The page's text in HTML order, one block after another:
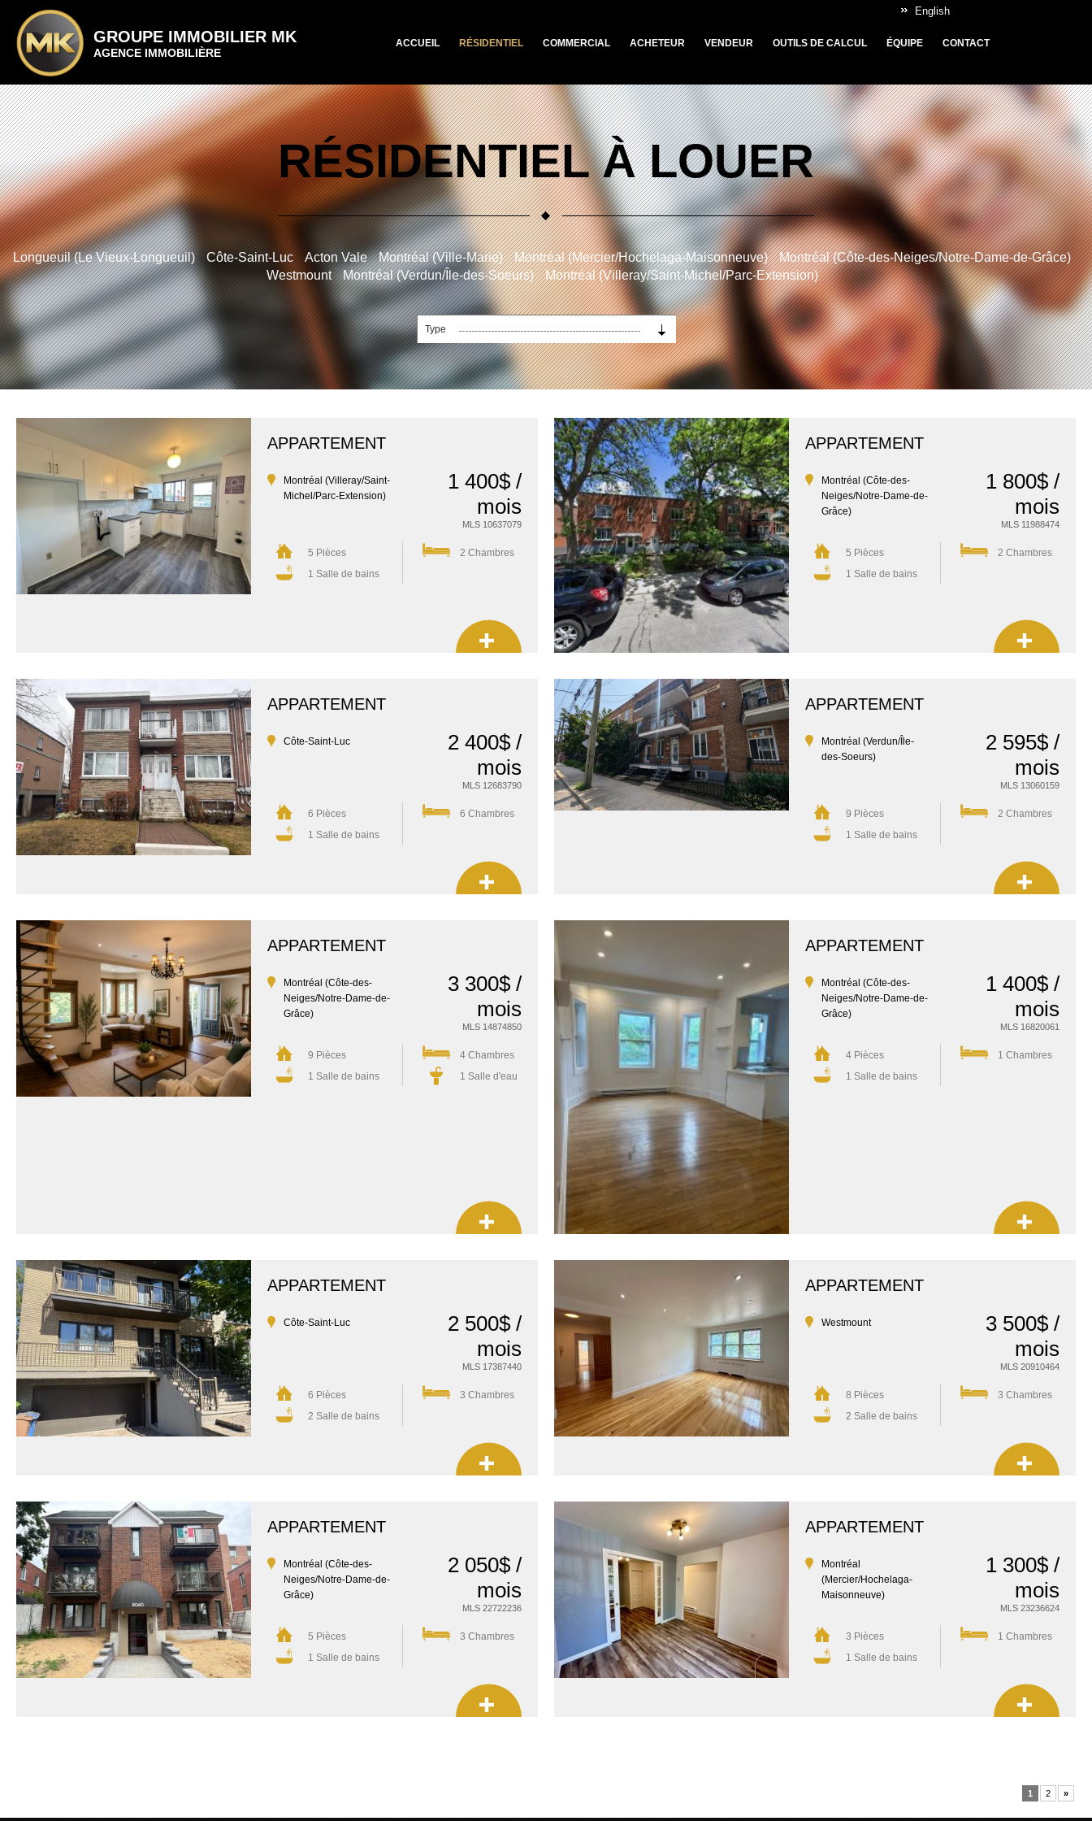
GROUPE IMMOBILIER MK
AGENCE IMMOBILIÈRE
English
ACCUEIL RÉSIDENTIEL COMMERCIAL ACHETEUR VENDEUR OUTILS DE CALCUL ÉQUIPE CONTACT
RÉSIDENTIEL À LOUER
Longueuil (Le Vieux-Longueuil) Côte-Saint-Luc Acton Vale Montréal (Ville-Marie) Montréal (Mercier/Hochelaga-Maisonneuve)
Montréal (Côte-des-Neiges/Notre-Dame-de-Grâce)
Westmount
Montréal (Verdun/Île-des-Soeurs) Montréal (Villeray/Saint-Michel/Parc-Extension)
Type
APPARTEMENT
Montréal (Villeray/Saint-
Michel/Parc-Extension)
1 400$ /
mois
MLS 10637079
5 Pièces
1 Salle de bains
2 Chambres
APPARTEMENT
Montréal (Côte-des-
Neiges/Notre-Dame-de-
Grâce)
1 800$ /
mois
MLS 11988474
5 Pièces
1 Salle de bains
2 Chambres
APPARTEMENT
Côte-Saint-Luc
2 400$ /
mois
MLS 12683790
6 Pièces
1 Salle de bains
6 Chambres
APPARTEMENT
Montréal (Verdun/Île-
des-Soeurs)
2 595$ /
mois
MLS 13060159
9 Pièces
1 Salle de bains
2 Chambres
APPARTEMENT
Montréal (Côte-des-
Neiges/Notre-Dame-de-
Grâce)
3 300$ /
mois
MLS 14874850
9 Pièces
1 Salle de bains
4 Chambres
1 Salle d'eau
APPARTEMENT
Montréal (Côte-des-
Neiges/Notre-Dame-de-
Grâce)
1 400$ /
mois
MLS 16820061
4 Pièces
1 Salle de bains
1 Chambres
APPARTEMENT
Côte-Saint-Luc
2 500$ /
mois
MLS 17387440
6 Pièces
2 Salle de bains
3 Chambres
APPARTEMENT
Westmount
3 500$ /
mois
MLS 20910464
8 Pièces
2 Salle de bains
3 Chambres
APPARTEMENT
Montréal (Côte-des-
Neiges/Notre-Dame-de-
Grâce)
2 050$ /
mois
MLS 22722236
5 Pièces
1 Salle de bains
3 Chambres
APPARTEMENT
Montréal
(Mercier/Hochelaga-
Maisonneuve)
1 300$ /
mois
MLS 23236624
3 Pièces
1 Salle de bains
1 Chambres
1 2 »